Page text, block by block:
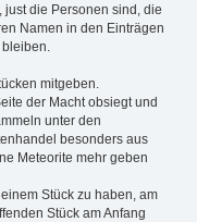
die Personen sind, die
Namen in den Einträgen
bleiben.
mitgeben.
der Macht obsiegt und
unter den
besonders aus
Meteorite mehr geben
Stück zu haben, am
Stück am Anfang